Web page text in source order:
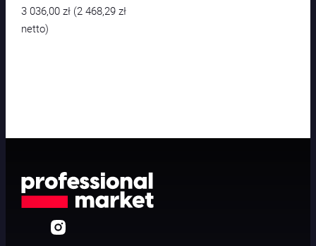
3 036,00zł (2 468,29zł
netto)